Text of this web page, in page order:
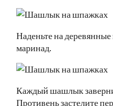
Наденьте на
маринад.
Каждый шашлык
Противень застелите